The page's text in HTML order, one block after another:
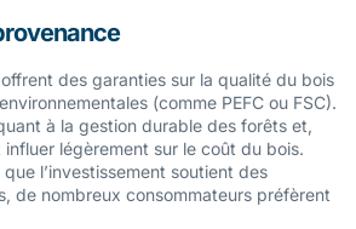
des garanties sur la qualité du bois
(comme PEFC ou FSC).
à la gestion durable des forêts et,
légèrement sur le coût du bois.
l’investissement soutient des
de nombreux consommateurs préfèrent